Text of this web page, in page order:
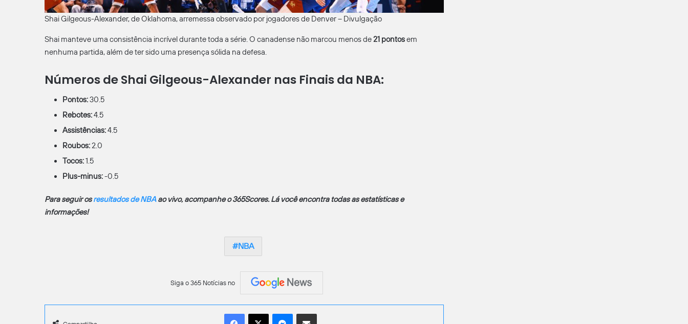
Shai Gilgeous-Alexander, de Oklahoma, arremessa observado por jogadores de Denver – Divulgação
Shai manteve uma consistência incrível durante toda a série. O canadense não marcou menos de21 pontosem
nenhuma partida, além de ter sido uma presença sólida na defesa.
Números de Shai Gilgeous-Alexander nas Finais da NBA:
Pontos:30.5
Rebotes:4.5
Assistências:4.5
Roubos:2.0
Tocos:1.5
Plus-minus:-0.5
Para seguir osresultados de NBAao vivo, acompanhe o 365Scores. Lá você encontra todas as estatísticas e
informações!
NBA
Siga o 365 Notícias no
Facebook
X MessengerCompartilhar por e-mail